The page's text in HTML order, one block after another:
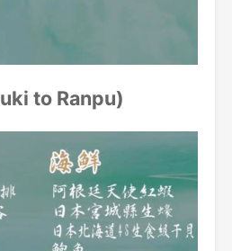
to Ranpu)